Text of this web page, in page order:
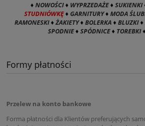
♦ NOWOŚCI♦ WYPRZEDAŻE♦ SUKIENKI
STUDNIÓWKĘ♦ GARNITURY♦ MODA
RAMONESKI♦ŻAKIETY♦ BOLERKA♦ BLUZKI♦
SPODNIE♦ SPÓDNICE♦ TOREBKI♦
Formy płatności
Przelew na konto bankowe
Forma płatności dla Klientów preferujących